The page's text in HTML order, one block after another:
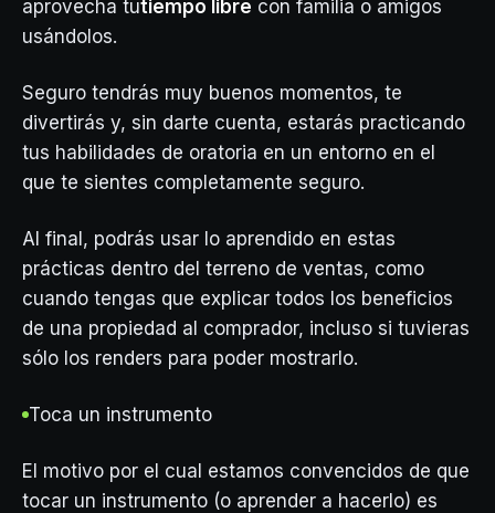
aprovecha tutiempo libre con familia o amigos
usándolos.
Seguro tendrás muy buenos momentos, te
divertirás y, sin darte cuenta, estarás practicando
tus habilidades de oratoria en un entorno en el
que te sientes completamente seguro.
Al final, podrás usar lo aprendido en estas
prácticas dentro del terreno de ventas, como
cuando tengas que explicar todos los beneficios
de una propiedad al comprador, incluso si tuvieras
sólo los renders para poder mostrarlo.
Toca un instrumento
El motivo por el cual estamos convencidos de que
tocar un instrumento (o aprender a hacerlo) es